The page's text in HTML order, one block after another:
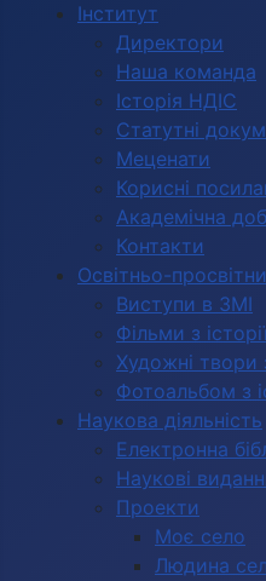
Інститут
Директори
Наша команда
Історія НДІС
Статутні
Меценати
Корисні
Академічна
Контакти
Освітньо-
Виступи в ЗМІ
Фільми з
Художні твори
Фотоальбом з
Наукова діяльність
Електронна
Наукові
Проекти
Моє село
Людина